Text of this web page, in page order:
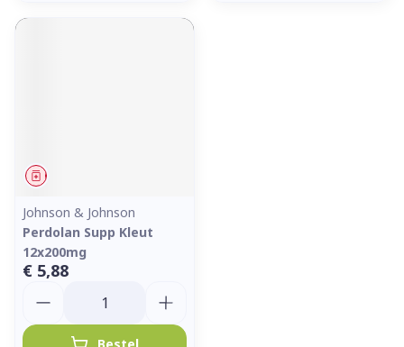
Geneesmiddel
Johnson & Johnson
Perdolan Supp Kleut
12x200mg
€ 5,88